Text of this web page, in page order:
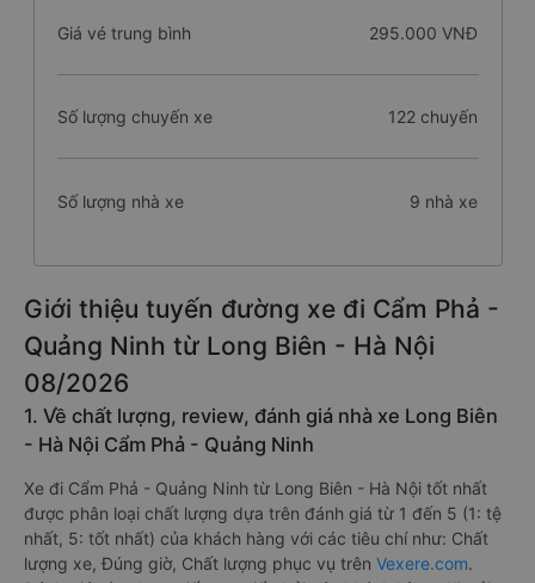
Giá vé trung bình 295.000 VNĐ
Số lượng chuyến xe 122 chuyến
Số lượng nhà xe 9 nhà xe
Giới thiệu tuyến đường xe đi Cẩm Phả -
Quảng Ninh từ Long Biên - Hà Nội
08/2026
1. Về chất lượng, review, đánh giá nhà xe Long Biên
- Hà Nội Cẩm Phả - Quảng Ninh
Xe đi Cẩm Phả - Quảng Ninh từ Long Biên - Hà Nội tốt nhất
được phân loại chất lượng dựa trên đánh giá từ 1 đến 5 (1: tệ
nhất, 5: tốt nhất) của khách hàng với các tiêu chí như: Chất
lượng xe, Đúng giờ, Chất lượng phục vụ trên Vexere.com.